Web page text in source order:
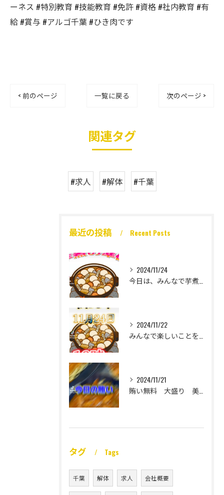
ーネス #特別教育 #技能教育 #免許 #資格 #社内教育 #有
給 #賞与 #アルゴ千葉 #ひき肉です
< 前のページ 一覧に戻る 次のページ >
関連タグ
#求人 #解体 #千葉
最近の投稿 Recent Posts
2024/11/24
2024/11/22
2024/11/21
タグ Tags
千葉 解体 求人 会社概要